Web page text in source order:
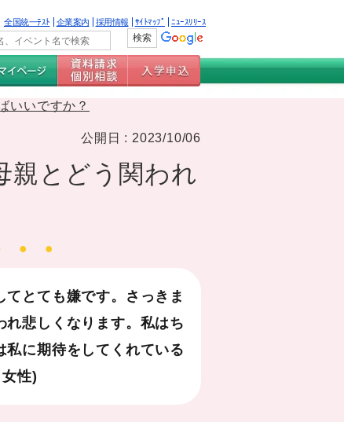
全国統一ﾃｽﾄ 企業案内 採用情報 ｻｲﾄﾏｯﾌﾟ ﾆｭｰｽﾘﾘｰｽ
いいですか？
公開日 : 2023/10/06
親とどう関われ
とても嫌です。さっきま
悲しくなります。私はち
に期待をしてくれている
性)